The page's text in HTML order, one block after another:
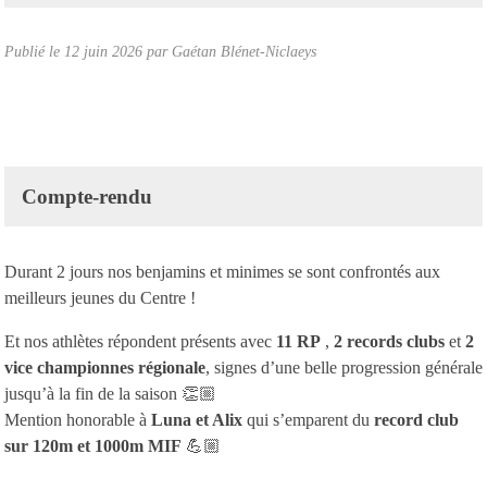
Publié le 12 juin 2026 par Gaétan Blénet-Niclaeys
Compte-rendu
Durant 2 jours nos benjamins et minimes se sont confrontés aux
meilleurs jeunes du Centre !
Et nos athlètes répondent présents avec 11 RP , 2 records clubs et 2
vice championnes régionale, signes d’une belle progression générale
jusqu’à la fin de la saison 👏🏼
Mention honorable à Luna et Alix qui s’emparent du record club
sur 120m et 1000m MIF 💪🏼